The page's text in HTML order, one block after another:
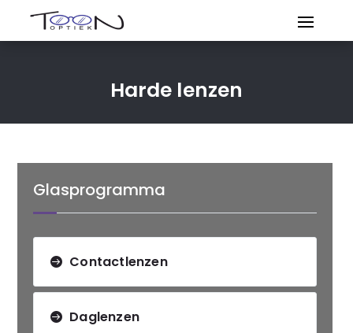
Harde lenzen
Glasprogramma
Contactlenzen
Daglenzen